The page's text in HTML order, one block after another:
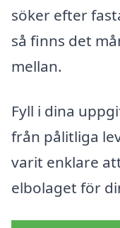
söker efter
så finns det
mellan.
Fyll i dina
från pålitliga
varit enklare
elbolaget för